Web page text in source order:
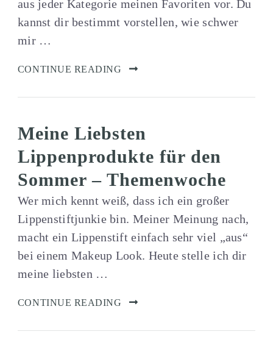
aus jeder Kategorie meinen Favoriten vor. Du
kannst dir bestimmt vorstellen, wie schwer
mir …
CONTINUE READING
Meine Liebsten
Lippenprodukte für den
Sommer – Themenwoche
Wer mich kennt weiß, dass ich ein großer
Lippenstiftjunkie bin. Meiner Meinung nach,
macht ein Lippenstift einfach sehr viel „aus“
bei einem Makeup Look. Heute stelle ich dir
meine liebsten …
CONTINUE READING